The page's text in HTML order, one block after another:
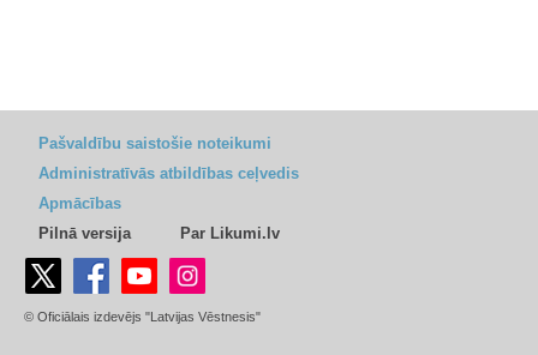
Pašvaldību saistošie noteikumi
Administratīvās atbildības ceļvedis
Apmācības
Pilnā versija
Par Likumi.lv
© Oficiālais izdevējs "Latvijas Vēstnesis"